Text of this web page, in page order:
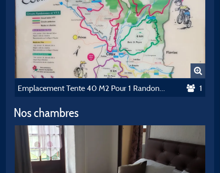
Emplacement Tente 40 M2 Pour 1 Randonneur, Cycliste Ou Motard 1
Nos chambres